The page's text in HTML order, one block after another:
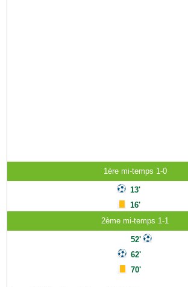
1ère mi-temps 1-0
13'
16'
2ème mi-temps 1-1
52'
62'
70'